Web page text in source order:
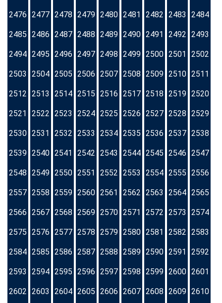
2476 2477 2478 2479 2480 2481 2482 2483 2484
2485 2486 2487 2488 2489 2490 2491 2492 2493
2494 2495 2496 2497 2498 2499 2500 2501 2502
2503 2504 2505 2506 2507 2508 2509 2510 2511
2512 2513 2514 2515 2516 2517 2518 2519 2520
2521 2522 2523 2524 2525 2526 2527 2528 2529
2530 2531 2532 2533 2534 2535 2536 2537 2538
2539 2540 2541 2542 2543 2544 2545 2546 2547
2548 2549 2550 2551 2552 2553 2554 2555 2556
2557 2558 2559 2560 2561 2562 2563 2564 2565
2566 2567 2568 2569 2570 2571 2572 2573 2574
2575 2576 2577 2578 2579 2580 2581 2582 2583
2584 2585 2586 2587 2588 2589 2590 2591 2592
2593 2594 2595 2596 2597 2598 2599 2600 2601
2602 2603 2604 2605 2606 2607 2608 2609 2610